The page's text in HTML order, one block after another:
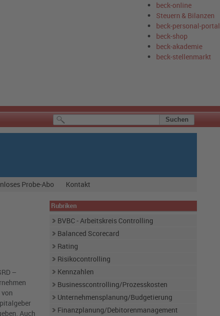
beck-online
Steuern & Bilanzen
beck-personal-portal
beck-shop
beck-akademie
beck-stellenmarkt
Probe-Abo Kontakt
–
Auch
Rubriken
BVBC - Arbeitskreis Controlling
Balanced Scorecard
Rating
Risikocontrolling
Kennzahlen
Businesscontrolling/Prozesskosten
Unternehmensplanung/Budgetierung
Finanzplanung/Debitorenmanagement